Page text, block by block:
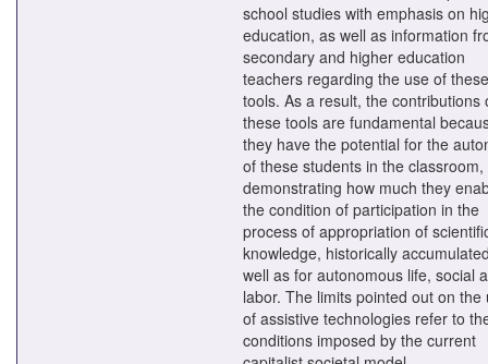
school studies with emphasis on
education, as well as information
secondary and higher education
teachers regarding the use of these
tools. As a result, the contributions
these tools are fundamental
they have the potential for the
of these students in the classroom,
demonstrating how much they
the condition of participation in the
process of appropriation of
knowledge, historically
well as for autonomous life, social
labor. The limits pointed out on the
of assistive technologies refer to
conditions imposed by the current